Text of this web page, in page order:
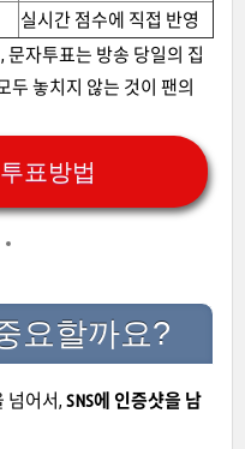
실시간 점수에 직접 반영
자투표는 방송 당일의 집
두 놓치지 않는 것이 팬의
표방법
요할까요?
넘어서, SNS에 인증샷을 남